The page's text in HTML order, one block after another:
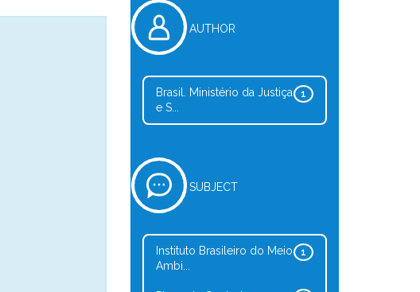
AUTHOR
1
Brasil. Ministério da Justiça
e S...
SUBJECT
1
Instituto Brasileiro do Meio
Ambi...